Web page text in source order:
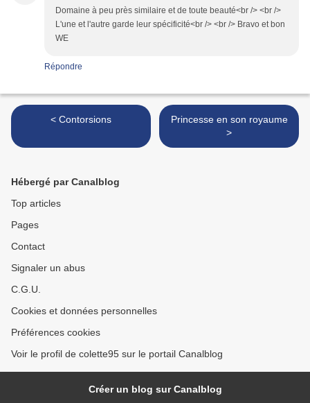
Domaine à peu près similaire et de toute beauté<br /> <br />
L'une et l'autre garde leur spécificité<br /> <br /> Bravo et bon
WE
Répondre
< Contorsions
Princesse en son royaume
>
Hébergé par Canalblog
Top articles
Pages
Contact
Signaler un abus
C.G.U.
Cookies et données personnelles
Préférences cookies
Voir le profil de colette95 sur le portail Canalblog
Créer un blog sur Canalblog